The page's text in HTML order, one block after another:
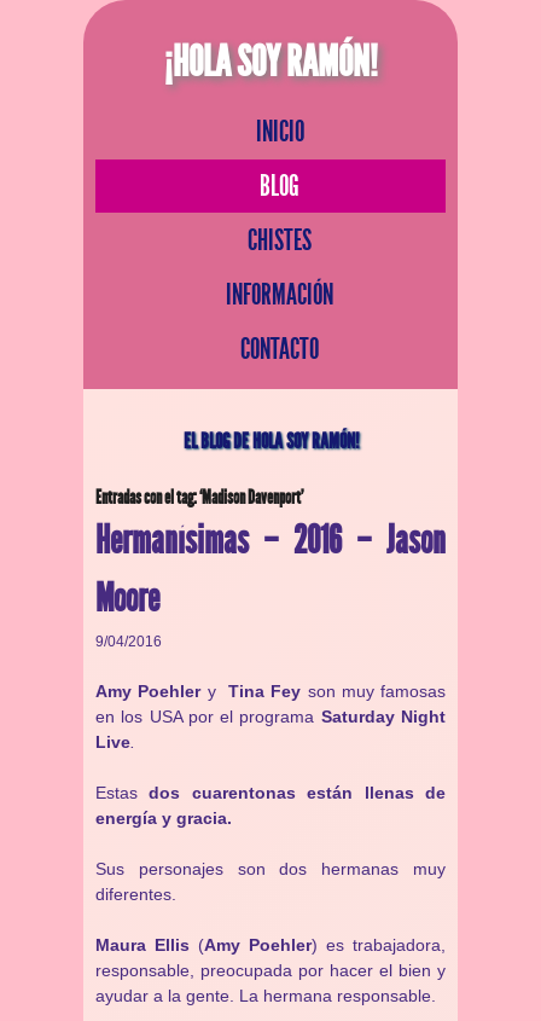
¡HOLA SOY RAMÓN!
INICIO
BLOG
CHISTES
INFORMACIÓN
CONTACTO
EL BLOG DE HOLA SOY RAMÓN!
Entradas con el tag: ‘Madison Davenport’
Hermanísimas – 2016 – Jason
Moore
9/04/2016
Amy Poehlery Tina Fey son muy famosas
en los USA por el programa Saturday Night
Live
Estasdos cuarentonas están llenas de
energía y gracia.
Sus personajes son dos hermanas muy
diferentes.
Maura Ellis (Amy Poehler) es trabajadora,
responsable, preocupada por hacer el bien y
ayudar a la gente. La hermana responsable.